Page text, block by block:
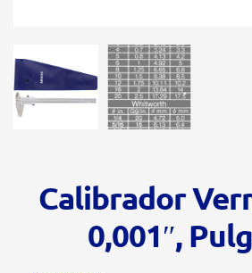
Calibrador
0,001″,